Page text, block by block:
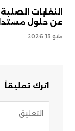
النفايات
عن حلول
مايو 13, 2026
اترك تعليقاً